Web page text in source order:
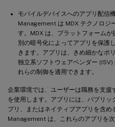
モバイルデバイスへのアプリ配
Management は MDX テクノロジ
す。MDX は、プラットフォーム
別の暗号化によってアプリを保護
きます。アプリは、きめ細かなポ
独立系ソフトウェアベンダー
れらの制御を適用できます。
企業環境では、ユーザーは職務を支援
を使用します。アプリには、パブリ
プリ、またはネイティブアプリを含
Management は、これらのアプリを次